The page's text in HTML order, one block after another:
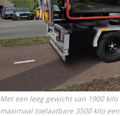
Met een leeg gewicht van 1900
maximaal toelaatbare 3500 kilo